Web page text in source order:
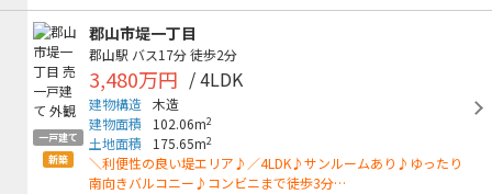
一戸建て
新築
郡山市堤一丁目
郡山駅 バス17分徒歩2分
3,480万円 / 4LDK
建物構造 木造
建物面積
102.06m2
土地面積 175.65m2
＼利便性の良い堤エリア♪／4LDK♪サンルームあり♪ゆったり
南向きバルコニー♪コンビニまで徒歩3分…